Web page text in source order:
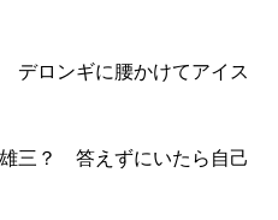
デロンギに腰かけてアイス
三？ 答えずにいたら自己